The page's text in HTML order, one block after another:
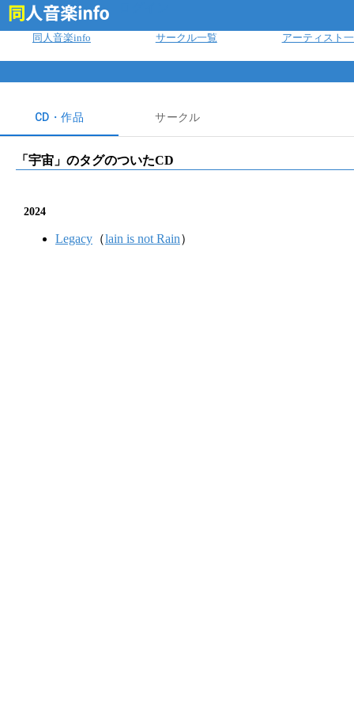
同人音楽info サークル一覧 アーティスト
CD・作品 サークル
「 宇宙 」のタグのついたCD
2024
Legacy （lain is not Rain）